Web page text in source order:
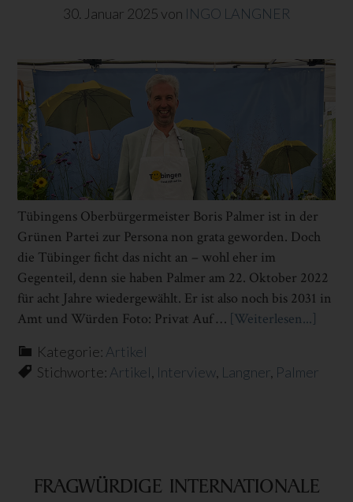
30. Januar 2025von INGO LANGNER
Tübingens Oberbürgermeister ­Boris ­Palmer ist in der
Grünen Partei zur Persona non grata geworden. Doch
die Tübinger ficht das nicht an – wohl eher im
Gegenteil, denn sie haben Palmer am 22. Oktober 2022
für acht Jahre wiedergewählt. Er ist also noch bis 2031 in
Amt und Würden Foto: Privat Auf … [Weiterlesen...]
Kategorie: Artikel
Stichworte: Artikel, Interview, Langner, Palmer
FRAGWÜRDIGE INTERNATIONALE